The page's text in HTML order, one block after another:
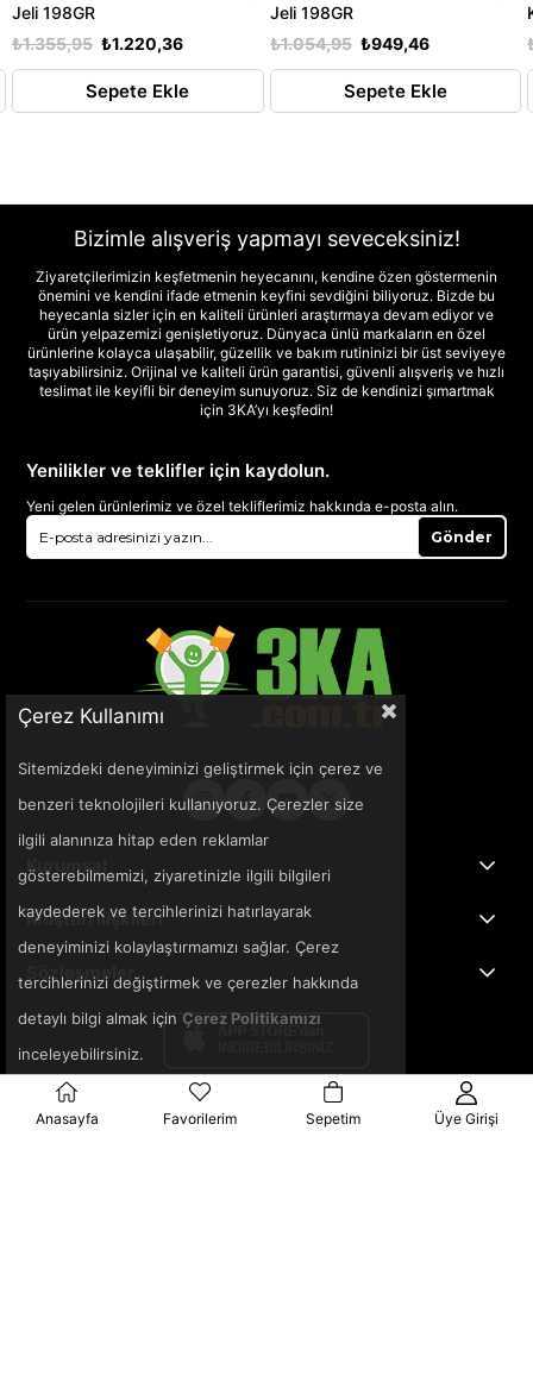
Jeli 198GR
₺1.220,36
₺1.355,95
Sepete Ekle
Jeli 198GR
₺949,46
₺1.054,95
Sepete Ekle
Bizimle alışveriş yapmayı seveceksiniz!
Ziyaretçilerimizin keşfetmenin heyecanını, kendine özen göstermenin
önemini ve kendini ifade etmenin keyfini sevdiğini biliyoruz. Bizde bu
heyecanla sizler için en kaliteli ürünleri araştırmaya devam ediyor ve
ürün yelpazemizi genişletiyoruz. Dünyaca ünlü markaların en özel
ürünlerine kolayca ulaşabilir, güzellik ve bakım rutininizi bir üst seviyeye
taşıyabilirsiniz. Orijinal ve kaliteli ürün garantisi, güvenli alışveriş ve hızlı
teslimat ile keyifli bir deneyim sunuyoruz. Siz de kendinizi şımartmak
için 3KA’yı keşfedin!
Yenilikler ve teklifler için kaydolun.
Yeni gelen ürünlerimiz ve özel tekliflerimiz hakkında e-posta alın.
Gönder
Kurumsal
Müşteri İlişkileri
Sözleşmeler
Çerez Kullanımı
Sitemizdeki deneyiminizi geliştirmek için çerez ve
benzeri teknolojileri kullanıyoruz. Çerezler size
ilgili alanınıza hitap eden reklamlar
gösterebilmemizi, ziyaretinizle ilgili bilgileri
kaydederek ve tercihlerinizi hatırlayarak
deneyiminizi kolaylaştırmamızı sağlar. Çerez
tercihlerinizi değiştirmek ve çerezler hakkında
detaylı bilgi almak için Çerez Politikamızı
inceleyebilirsiniz.
Anasayfa Favorilerim Sepetim Üye Girişi